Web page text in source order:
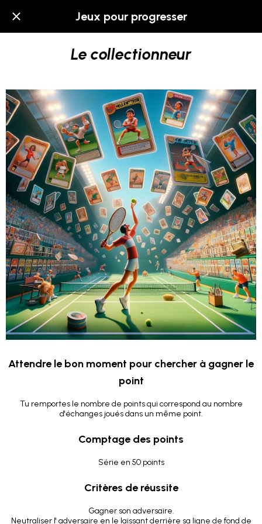
Jeux pour progresser
Le collectionneur
Attendre le bon moment pour chercher à gagner le
point
Tu remportes le nombre de points qui correspond au nombre
d'échanges joués dans un même point.
Comptage des points
Série en 50 points
Critères de réussite
Gagner son adversaire.
Neutraliser l' adversaire en le laissant derrière sa ligne de fond de